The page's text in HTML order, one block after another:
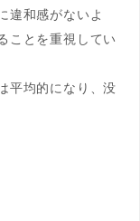
違和感がないよ
ことを重視してい
平均的になり、没